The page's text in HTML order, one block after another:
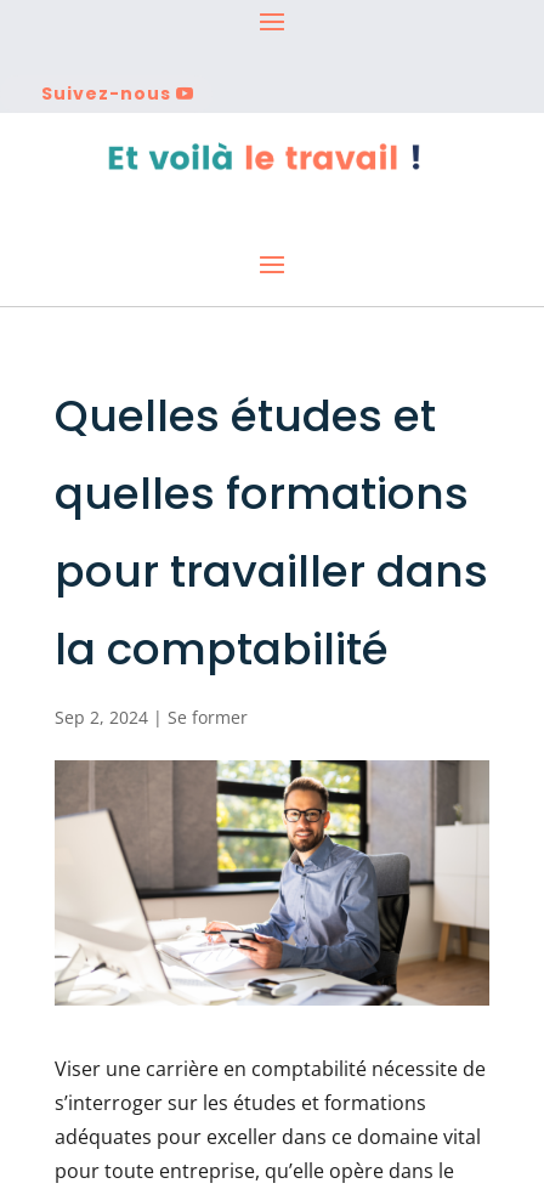
Suivez-nous
Quelles études et
quelles formations
pour travailler dans
la comptabilité
Sep 2, 2024| Se former
Viser une carrière en comptabilité nécessite de
s’interroger sur les études et formations
adéquates pour exceller dans ce domaine vital
pour toute entreprise, qu’elle opère dans le